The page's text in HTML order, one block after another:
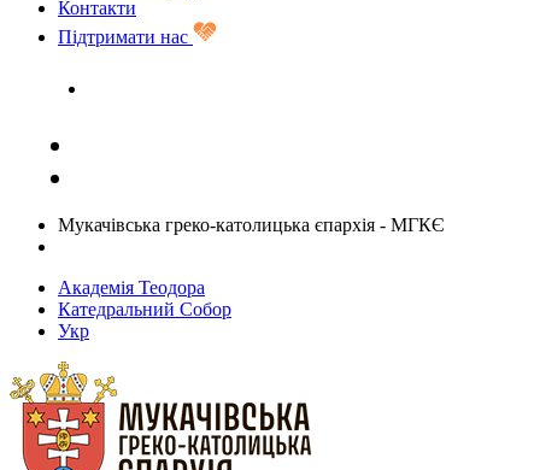
Контакти
Підтримати нас
Мукачівська греко-католицька єпархія - МГКЄ
Академія Теодора
Катедральний Собор
Укр